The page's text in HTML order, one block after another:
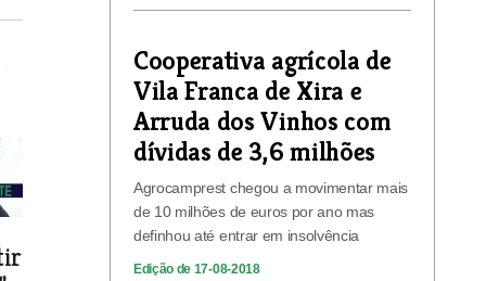
Cooperativa agrícola de
Vila Franca de Xira e
Arruda dos Vinhos com
dívidas de 3,6 milhões
Agrocamprest chegou a movimentar mais
de 10 milhões de euros por ano mas
definhou até entrar em insolvência
Edição de 17-08-2018